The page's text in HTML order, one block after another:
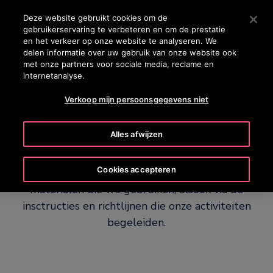
Druk op Enter om naar de hoofdinhoud te gaan
ZOEKEN
verbindenVeilig
We verbeteren de veiligheid via de uitrusting en
materialen die we gebruiken, alsook via de
insctructies en richtlijnen die onze activiteiten
begeleiden.
Deze website gebruikt cookies om de
gebruikerservaring te verbeteren en om de prestatie
en het verkeer op onze website te analyseren. We
delen informatie over uw gebruik van onze website ook
met onze partners voor sociale media, reclame en
internetanalyse.
Verkoop mijn persoonsgegevens niet
Alles afwijzen
Cookies accepteren